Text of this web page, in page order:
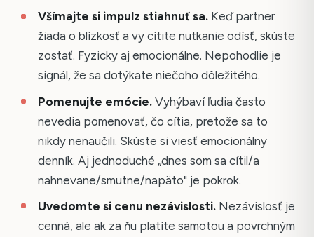
Všímajte si impulz stiahnuť sa.Keď partner
žiada o blízkosť a vy cítite nutkanie odísť, skúste
zostať. Fyzicky aj emocionálne. Nepohodlie je
signál, že sa dotýkate niečoho dôležitého.
Pomenujte emócie.Vyhýbaví ľudia často
nevedia pomenovať, čo cítia, pretože sa to
nikdy nenaučili. Skúste si viesť emocionálny
denník. Aj jednoduché „dnes som sa cítil/a
nahnevane/smutne/napäto" je pokrok.
Uvedomte si cenu nezávislosti.Nezávislosť je
cenná, ale ak za ňu platíte samotou a povrchným